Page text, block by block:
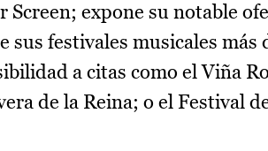
Screen; expone su notable
festivales musicales más
a citas como el Viña
de la Reina; o el Festival